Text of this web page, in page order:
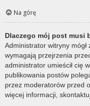
Na górę
Dlaczego mój post musi
Administrator witryny
wymagają przejrzenia
administrator umieścił cię
publikowania postów
przez moderatorów przed
więcej informacji,